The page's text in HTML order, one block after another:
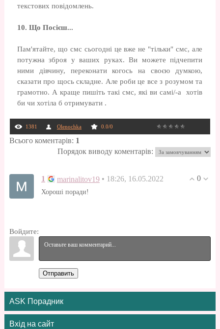
текстових повідомлень.
10. Що Посієш...
Пам'ятайте, що смс сьогодні це вже не "тільки" смс, але
потужна зброя у ваших руках. Ви можете підчепити
ними дівчину, переконати когось на своєю думкою,
сказати про щось складне. Але роби це все з розумом та
грамотно. А краще пишіть такі смс, які ви самі/-а хотів
би чи хотіла б отримувати .
1381 Olenochka 0.0/0
Всього коментарів: 1
Порядок виводу коментарів:
0
1 marinalitov19 • 18:26, 16.05.2022
Хороші поради!
Войдите:
Отправить
ASK Порадник
Вхід на сайт